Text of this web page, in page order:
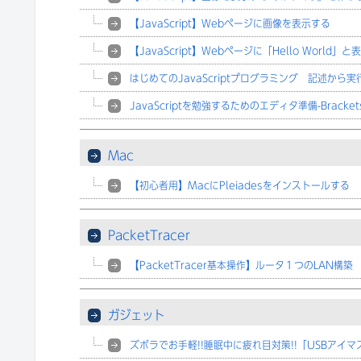
【JavaScript】Webページに画像を表示する
【JavaScript】Webページに「Hello World」と表
はじめてのJavaScriptプログラミング 記述から実
JavaScriptを勉強するためのエディタ準備-
Mac
【初心者用】MacにPleiadesをインストールする
PacketTracer
【PacketTracer基本操作】ルータ１つのLAN構築
ガジェット
ズボラでお手軽!!睡眠中に疲れ目対策!!「USBアイマ